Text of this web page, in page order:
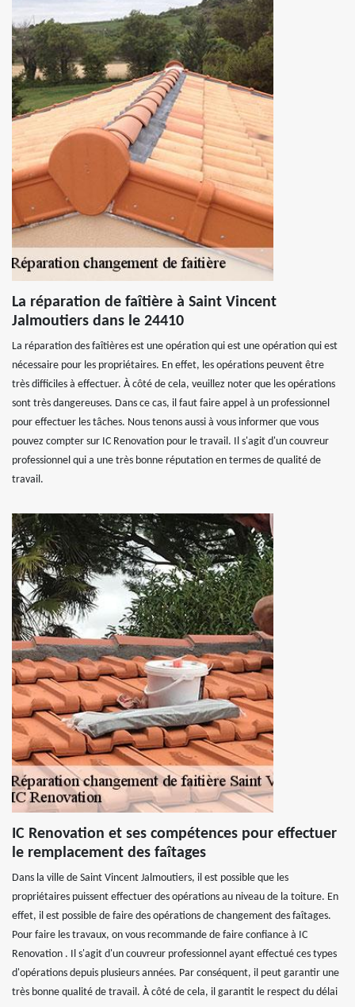
La réparation de faîtière à Saint Vincent
Jalmoutiers dans le 24410
La réparation des faîtières est une opération qui est une opération qui est
nécessaire pour les propriétaires. En effet, les opérations peuvent être
très difficiles à effectuer. À côté de cela, veuillez noter que les opérations
sont très dangereuses. Dans ce cas, il faut faire appel à un professionnel
pour effectuer les tâches. Nous tenons aussi à vous informer que vous
pouvez compter sur IC Renovation pour le travail. Il s'agit d'un couvreur
professionnel qui a une très bonne réputation en termes de qualité de
travail.
IC Renovation et ses compétences pour effectuer
le remplacement des faîtages
Dans la ville de Saint Vincent Jalmoutiers, il est possible que les
propriétaires puissent effectuer des opérations au niveau de la toiture. En
effet, il est possible de faire des opérations de changement des faîtages.
Pour faire les travaux, on vous recommande de faire confiance à IC
Renovation . Il s'agit d'un couvreur professionnel ayant effectué ces types
d'opérations depuis plusieurs années. Par conséquent, il peut garantir une
très bonne qualité de travail. À côté de cela, il garantit le respect du délai